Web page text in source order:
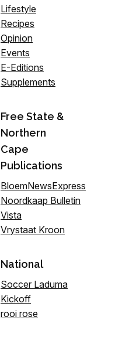
Lifestyle
Recipes
Opinion
Events
E-Editions
Supplements
Free State &
Northern
Cape
Publications
BloemNewsExpress
Noordkaap Bulletin
Vista
Vrystaat Kroon
National
Soccer Laduma
Kickoff
rooi rose